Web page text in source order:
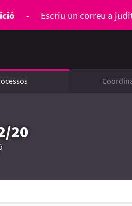
- Escriu un correu a
20